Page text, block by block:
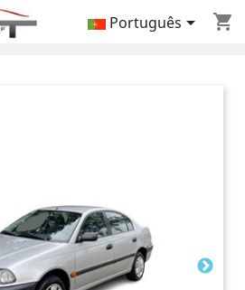
shopping_cart
Português